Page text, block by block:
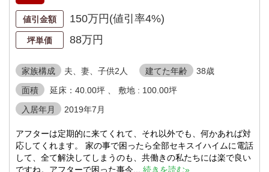
値引金額 150万円(値引率4%)
坪単価 88万円
家族構成 夫、妻、子供2人 建てた年齢
38歳
面積
延床：40.00坪 、 敷地 : 100.00坪
入居年月
2019年7月
アフターは定期的に来てくれて、それ以外でも、何かあれば対
応してくれます。 家の事で困ったら全部セキスイハイムに電話
して、全て解決してしまうのも、共働きの私たちには楽で良い
ですね。アフターで困った事今... 続きを読む»